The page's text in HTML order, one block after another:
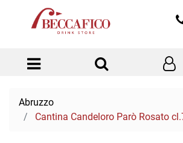
Open menu
Abruzzo
Cantina Candeloro Parò Rosato